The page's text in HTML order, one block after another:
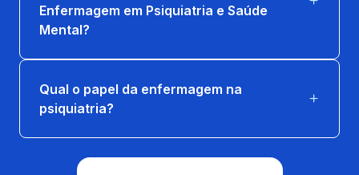
Enfermagem em Psiquiatria e Saúde
Mental?
Qual o papel da enfermagem na
psiquiatria?